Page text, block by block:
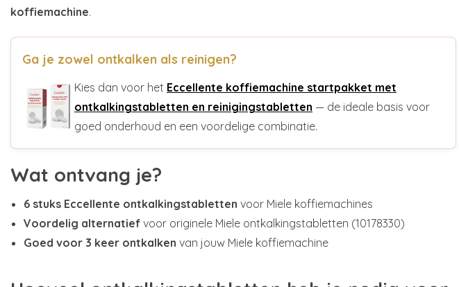
koffiemachine.
Ga je zowel ontkalken als reinigen?
Kies dan voor het Eccellente koffiemachine startpakket met
ontkalkingstabletten en reinigingstabletten — de ideale basis voor
goed onderhoud en een voordelige combinatie.
Wat ontvang je?
6 stuks Eccellente ontkalkingstablettenvoor Miele koffiemachines
Voordelig alternatiefvoor originele Miele ontkalkingstabletten (10178330)
Goed voor 3 keer ontkalkenvan jouw Miele koffiemachine